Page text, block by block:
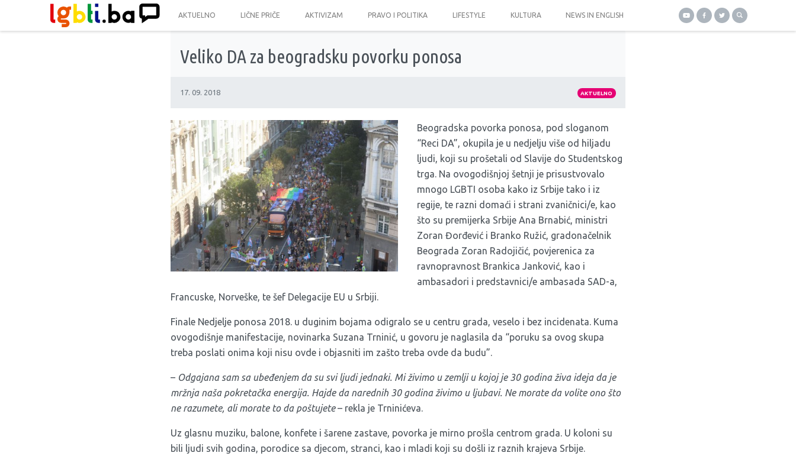
AKTUELNO LIČNE PRIČE AKTIVIZAM PRAVO I POLITIKA LIFESTYLE KULTURA NEWS IN ENGLISH
Veliko DA za beogradsku povorku ponosa
17. 09. 2018 AKTUELNO
Beogradska povorka ponosa, pod sloganom
“Reci DA”, okupila je u nedjelju više od hiljadu
ljudi, koji su prošetali od Slavije do Studentskog
trga. Na ovogodišnjoj šetnji je prisustvovalo
mnogo LGBTI osoba kako iz Srbije tako i iz
regije, te razni domaći i strani zvaničnici/e, kao
što su premijerka Srbije Ana Brnabić, ministri
Zoran Đorđević i Branko Ružić, gradonačelnik
Beograda Zoran Radojičić, povjerenica za
ravnopravnost Brankica Janković, kao i
ambasadori i predstavnici/e ambasada SAD-a,
Francuske, Norveške, te šef Delegacije EU u Srbiji.
Finale Nedjelje ponosa 2018. u duginim bojama odigralo se u centru grada, veselo i bez incidenata. Kuma
ovogodišnje manifestacije, novinarka Suzana Trninić, u govoru je naglasila da “poruku sa ovog skupa
treba poslati onima koji nisu ovde i objasniti im zašto treba ovde da budu”.
– Odgajana sam sa ubeđenjem da su svi ljudi jednaki. Mi živimo u zemlji u kojoj je 30 godina živa ideja da je
mržnja naša pokretačka energija. Hajde da narednih 30 godina živimo u ljubavi. Ne morate da volite ono što
ne razumete, ali morate to da poštujete– rekla je Trninićeva.
Uz glasnu muziku, balone, konfete i šarene zastave, povorka je mirno prošla centrom grada. U koloni su
bili ljudi svih godina, porodice sa djecom, stranci, kao i mladi koji su došli iz raznih krajeva Srbije.